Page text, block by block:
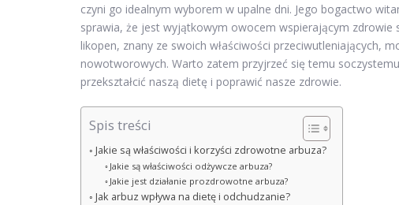
czyni go idealnym wyborem w upalne dni. Jego bogactwo
sprawia, że jest wyjątkowym owocem wspierającym zdrowie
likopen, znany ze swoich właściwości przeciwutleniających,
nowotworowych. Warto zatem przyjrzeć się temu
przekształcić naszą dietę i poprawić nasze zdrowie.
Spis treści
Jakie są właściwości i korzyści zdrowotne arbuza?
Jakie są właściwości odżywcze arbuza?
Jakie jest działanie prozdrowotne arbuza?
Jak arbuz wpływa na dietę i odchudzanie?